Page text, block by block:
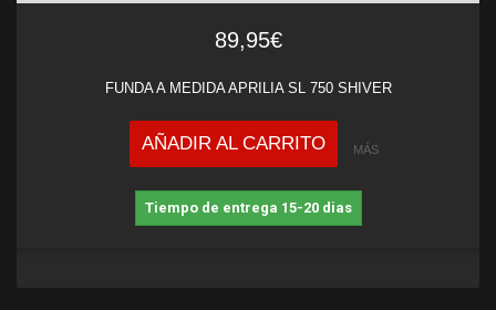
89,95€
FUNDA A MEDIDA APRILIA SL 750 SHIVER
AÑADIR AL CARRITO MÁS
Tiempo de entrega 15-20 dias